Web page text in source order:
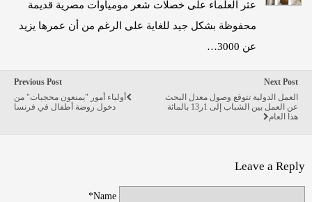
عثر العلماء على خصلات شعر مومياوات مصرية قديمة
محفوظة بشكل جيد للغاية على الرغم من أن عمرها يزيد
عن 3000…
Previous Post
أولياء أمور "يمنعون محجبات" من
دخول روضة أطفال في فرنسا
Next Post
العمل الدولية تتوقع وصول معدل البحث
عن العمل بين الشباب إلى 1ر13 بالمائة
هذا العام
Leave a Reply
Name*